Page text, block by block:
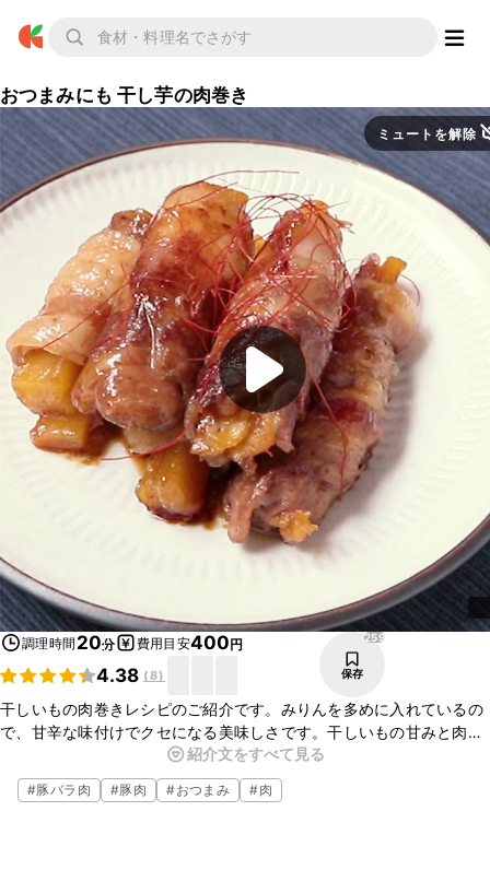
おつまみにも 干し芋の肉巻き
ミュートを解除
調理時間 20分 費用目安400円
4.38 (8)
259
保存
干しいもの肉巻きレシピのご紹介です。みりんを多めに入れているの
で、甘辛な味付けでクセになる美味しさです。干しいもの甘みと肉の
旨みが相性良く、おかずにはもちろん、おつまみとしてもおすすめで
す。ぜひお試しください。
紹介文をすべて見る
#豚バラ肉 #豚肉 #おつまみ #肉